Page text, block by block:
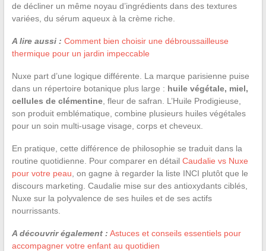
de décliner un même noyau d’ingrédients dans des textures
variées, du sérum aqueux à la crème riche.
A lire aussi : Comment bien choisir une débroussailleuse
thermique pour un jardin impeccable
Nuxe part d’une logique différente. La marque parisienne puise
dans un répertoire botanique plus large : huile végétale, miel,
cellules de clémentine, fleur de safran. L’Huile Prodigieuse,
son produit emblématique, combine plusieurs huiles végétales
pour un soin multi-usage visage, corps et cheveux.
En pratique, cette différence de philosophie se traduit dans la
routine quotidienne. Pour comparer en détail Caudalie vs Nuxe
pour votre peau , on gagne à regarder la liste INCI plutôt que le
discours marketing. Caudalie mise sur des antioxydants ciblés,
Nuxe sur la polyvalence de ses huiles et de ses actifs
nourrissants.
A découvrir également : Astuces et conseils essentiels pour
accompagner votre enfant au quotidien